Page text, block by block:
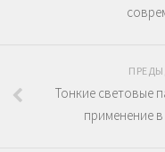
Тонкие световые
применение